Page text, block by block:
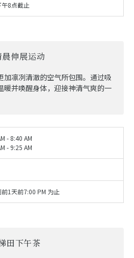
午8点截止
晨伸展运动
加凛冽清澈的空气所包围。通过吸
暖并唤醒身体，迎接神清气爽的一
- 8:40 AM
- 9:25 AM
1天前7:00 PM 为止
田下午茶